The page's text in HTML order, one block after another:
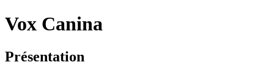
Vox Canina
Présentation